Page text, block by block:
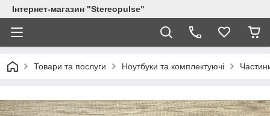
Інтернет-магазин "Stereopulse"
Товари та послуги Ноутбуки та комплектуючі